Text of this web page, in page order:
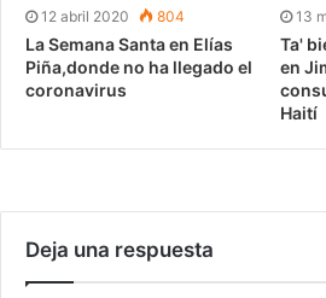
12 abril 2020 804
La Semana Santa en Elías
Piña,donde no ha llegado el
coronavirus
13
Ta'
en
Haití
Deja una respuesta